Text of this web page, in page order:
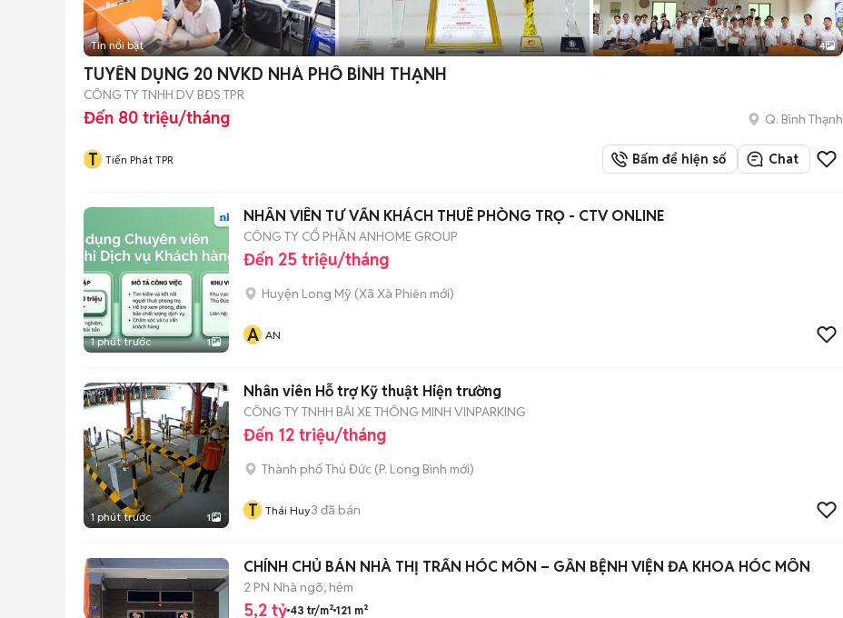
Tin nổi bật 4
TUYỂN DỤNG 20 NVKD NHÀ PHỐ BÌNH THẠNH
CÔNG TY TNHH DV BĐS TPR
Đến 80 triệu/tháng Q. Bình Thạnh
T Tiến Phát TPR Bấm để hiện số Chat
1 phút trước 1
NHÂN VIÊN TƯ VẤN KHÁCH THUÊ PHÒNG TRỌ - CTV ONLINE
CÔNG TY CỔ PHẦN ANHOME GROUP
Đến 25 triệu/tháng
Huyện Long Mỹ (Xã Xà Phiên mới)
A AN
1 phút trước 1
Nhân viên Hỗ trợ Kỹ thuật Hiện trường
CÔNG TY TNHH BÃI XE THÔNG MINH VINPARKING
Đến 12 triệu/tháng
Thành phố Thủ Đức (P. Long Bình mới)
T Thái Huy3 đã bán
CHÍNH CHỦ BÁN NHÀ THỊ TRẤN HÓC MÔN – GẦN BỆNH VIỆN ĐA KHOA HÓC MÔN
2 PN Nhà ngõ, hẻm
5,2 tỷ 43 tr/m² 121 m²